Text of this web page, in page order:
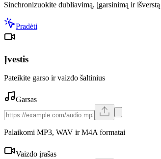
Sinchronizuokite dubliavimą, įgarsinimą ir
Pradėti
Įvestis
Pateikite garso ir vaizdo šaltinius
Garsas
Palaikomi MP3, WAV ir M4A formatai
Vaizdo įrašas